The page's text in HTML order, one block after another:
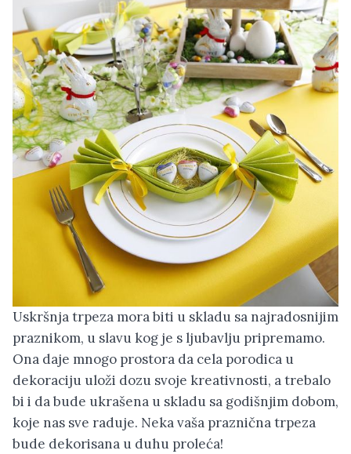
Uskršnja trpeza mora biti u skladu sa najradosnijim
praznikom, u slavu kog je s ljubavlju pripremamo.
Ona daje mnogo prostora da cela porodica u
dekoraciju uloži dozu svoje kreativnosti, a trebalo
bi i da bude ukrašena u skladu sa godišnjim dobom,
koje nas sve raduje. Neka vaša praznična trpeza
bude dekorisana u duhu proleća!